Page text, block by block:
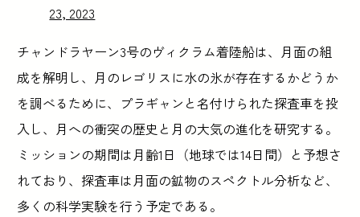
23, 2023
チャンドラヤーン3号のヴィクラム着陸船は、月面の組
成を解明し、月のレゴリスに水の氷が存在するかどうか
を調べるために、プラギャンと名付けられた探査車を投
入し、月への衝突の歴史と月の大気の進化を研究する。
ミッションの期間は月齢1日（地球では14日間）と予想さ
れており、探査車は月面の鉱物のスペクトル分析など、
多くの科学実験を行う予定である。